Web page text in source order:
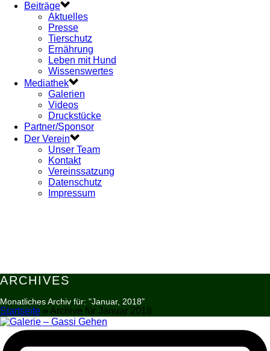
Beiträge
Aktuelles
Presse
Tierschutz
Ernährung
Leben mit Hund
Wissenswertes
Mediathek
Galerien
Videos
Druckstücke
Partner/Sponsor
Der Verein
Unser Team
Kontakt
Vereinssatzung
Datenschutz
Impressum
ARCHIVES
Monatliches Archiv für: "Januar, 2018"
Startseite » Archive für Januar 2018